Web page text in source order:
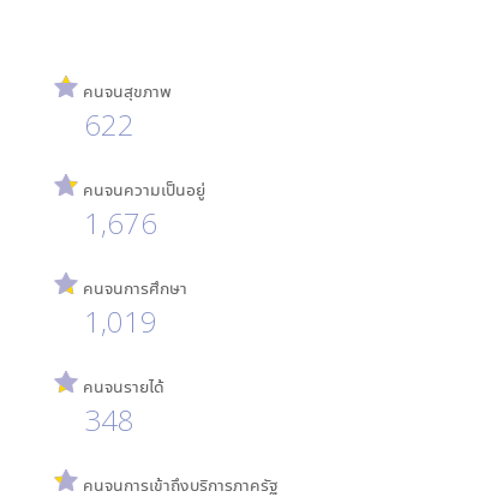
คนจนสุขภาพ
622
คนจนความเป็นอยู่
1,676
คนจนการศึกษา
1,019
คนจนรายได้
348
คนจนการเข้าถึงบริการภาครัฐ